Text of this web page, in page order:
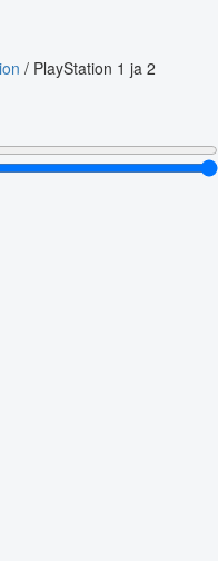
/ PlayStation 1 ja 2